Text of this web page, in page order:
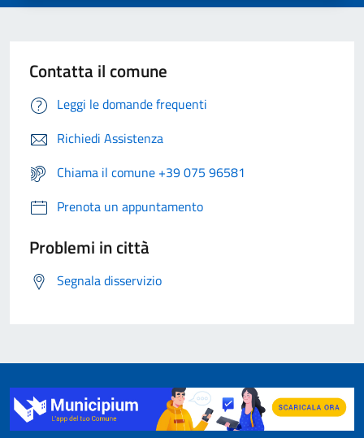
Contatta il comune
Leggi le domande frequenti
Richiedi Assistenza
Chiama il comune +39 075 96581
Prenota un appuntamento
Problemi in città
Segnala disservizio